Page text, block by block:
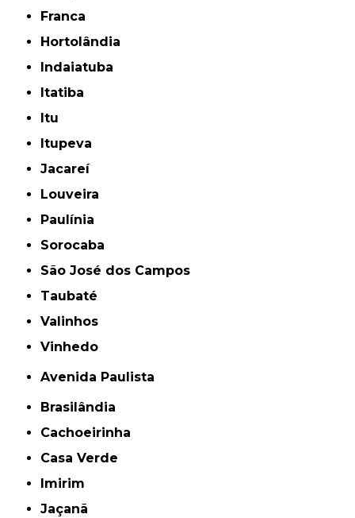
Franca
Hortolândia
Indaiatuba
Itatiba
Itu
Itupeva
Jacareí
Louveira
Paulínia
Sorocaba
São José dos Campos
Taubaté
Valinhos
Vinhedo
Avenida Paulista
Brasilândia
Cachoeirinha
Casa Verde
Imirim
Jaçanã